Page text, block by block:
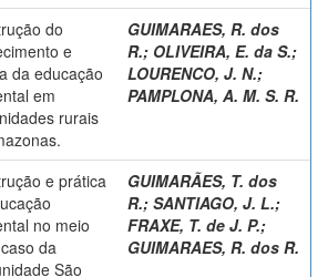
do
e
da educação
em
rurais
GUIMARAES, R. dos
R.; OLIVEIRA, E. da S.;
LOURENCO, J. N.;
PAMPLONA, A. M. S. R.
e prática
no meio
da
São
GUIMARÃES, T. dos
R.; SANTIAGO, J. L.;
FRAXE, T. de J. P.;
GUIMARAES, R. dos R.